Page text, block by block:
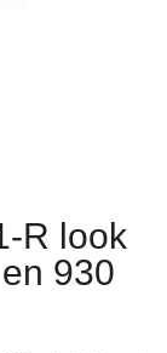
R look
930